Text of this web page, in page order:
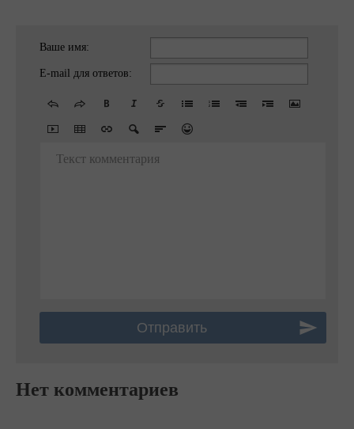
Ваше имя:
E-mail для ответов:
Текст комментария
Нет комментариев